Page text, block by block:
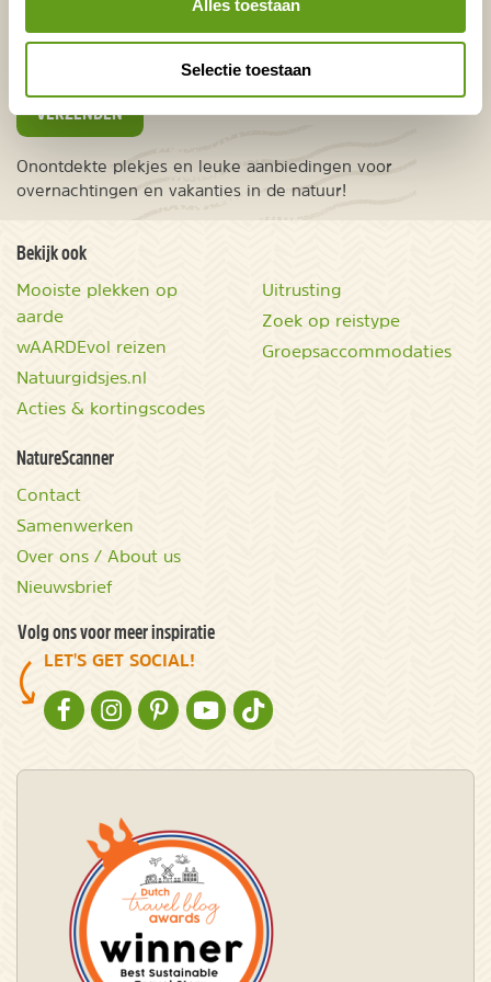
Alles toestaan
Selectie toestaan
VERZENDEN
Onontdekte plekjes en leuke aanbiedingen voor
overnachtingen en vakanties in de natuur!
Bekijk ook
Mooiste plekken op
aarde
wAARDEvol reizen
Natuurgidsjes.nl
Acties & kortingscodes
Uitrusting
Zoek op reistype
Groepsaccommodaties
NatureScanner
Contact
Samenwerken
Over ons / About us
Nieuwsbrief
Volg ons voor meer inspiratie
LET'S GET SOCIAL!
NATURESCANNER OP FACEBOOK
NATURESCANNER OP INSTAGRAM
NATURESCANNER OP PINTEREST
NATURESCANNER OP YOUTUBE
NATURESCANNER OP TIKTOK